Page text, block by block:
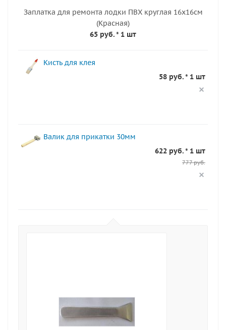
Заплатка для ремонта лодки ПВХ круглая 16х16см
(Красная)
65 руб.* 1 шт
Кисть для клея
58 руб. * 1 шт
Валик для прикатки 30мм
622 руб. * 1 шт
777 руб.